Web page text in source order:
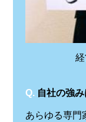
Q. 自社の強
あらゆる専門